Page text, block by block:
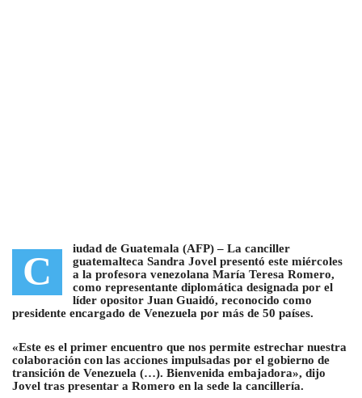
C iudad de Guatemala (AFP) – La canciller
guatemalteca Sandra Jovel presentó este miércoles
a la profesora venezolana María Teresa Romero,
como representante diplomática designada por el
líder opositor Juan Guaidó, reconocido como
presidente encargado de Venezuela por más de 50 países.
«Este es el primer encuentro que nos permite estrechar nuestra
colaboración con las acciones impulsadas por el gobierno de
transición de Venezuela (…). Bienvenida embajadora», dijo
Jovel tras presentar a Romero en la sede la cancillería.